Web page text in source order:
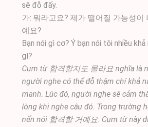
sẽ đỗ đấy.
가: 뭐라고요? 제가 떨어질 가능성이
예요?
Bạn nói gì cơ? Ý bạn nói tôi nhiều
gì?
Cụm từ 합격할지도 몰라요 nghĩa là
người nghe có thể đỗ thậm chí khả
manh. Lúc đó, người nghe sẽ cảm
lòng khi nghe câu đó. Trong trường
nến nói 합격할 거예요. Cụm từ này